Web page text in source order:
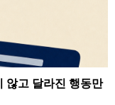
않고 달라진 행동만